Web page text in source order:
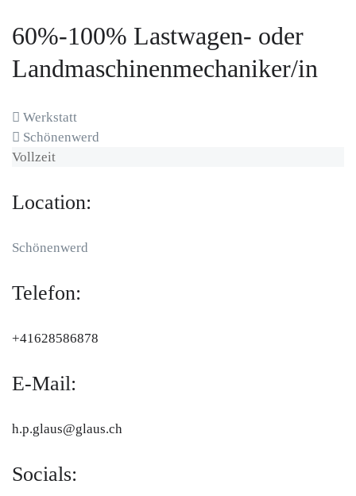
60%-100% Lastwagen- oder
Landmaschinenmechaniker/in
Werkstatt
Schönenwerd
Vollzeit
Location:
Schönenwerd
Telefon:
+41628586878
E-Mail:
h.p.glaus@glaus.ch
Socials: